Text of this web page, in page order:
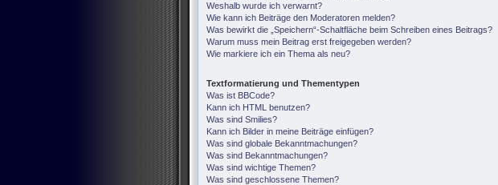
Weshalb wurde ich verwarnt?
Wie kann ich Beiträge den Moderatoren melden?
Was bewirkt die „Speichern“-Schaltfläche beim Schreiben eines Beitrags?
Warum muss mein Beitrag erst freigegeben werden?
Wie markiere ich ein Thema als neu?
Textformatierung und Thementypen
Was ist BBCode?
Kann ich HTML benutzen?
Was sind Smilies?
Kann ich Bilder in meine Beiträge einfügen?
Was sind globale Bekanntmachungen?
Was sind Bekanntmachungen?
Was sind wichtige Themen?
Was sind geschlossene Themen?